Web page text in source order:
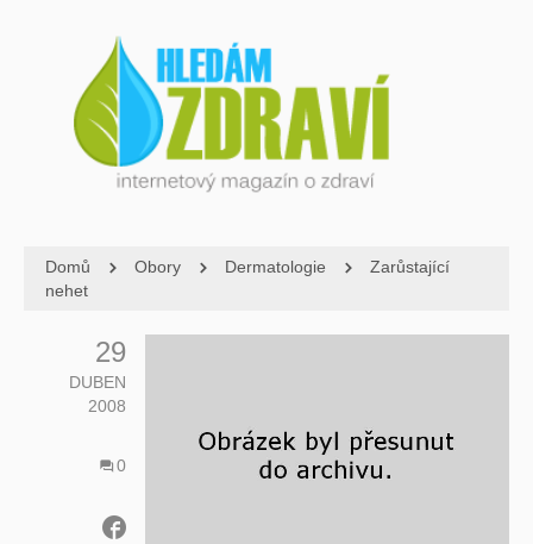
Domů Obory Dermatologie
Zarůstající
nehet
29
DUBEN
2008
0